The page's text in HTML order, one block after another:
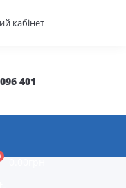
кабінет
401